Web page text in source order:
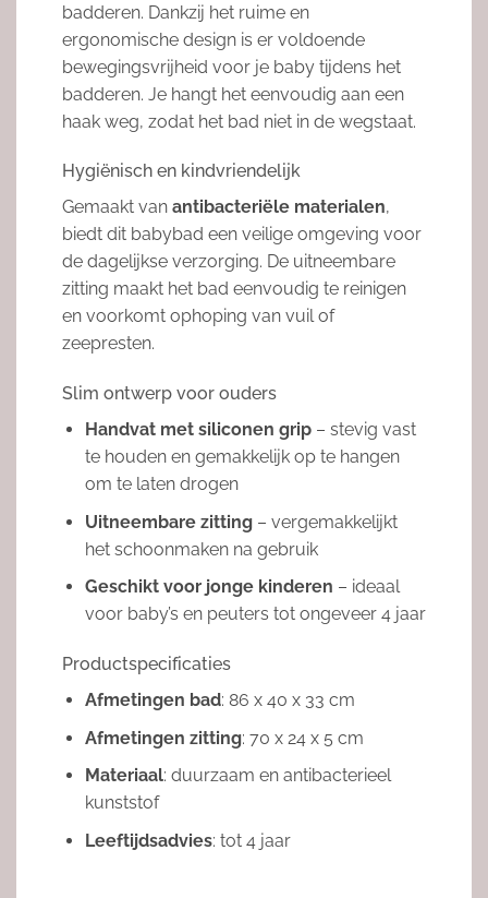
badderen. Dankzij het ruime en
ergonomische design is er voldoende
bewegingsvrijheid voor je baby tijdens het
badderen. Je hangt het eenvoudig aan een
haak weg, zodat het bad niet in de wegstaat.
Hygiënisch en kindvriendelijk
Gemaakt van antibacteriële materialen,
biedt dit babybad een veilige omgeving voor
de dagelijkse verzorging. De uitneembare
zitting maakt het bad eenvoudig te reinigen
en voorkomt ophoping van vuil of
zeepresten.
Slim ontwerp voor ouders
Handvat met siliconen grip– stevig vast
te houden en gemakkelijk op te hangen
om te laten drogen
Uitneembare zitting– vergemakkelijkt
het schoonmaken na gebruik
Geschikt voor jonge kinderen – ideaal
voor baby’s en peuters tot ongeveer 4 jaar
Productspecificaties
Afmetingen bad: 86 x 40 x 33 cm
Afmetingen zitting: 70 x 24 x 5 cm
Materiaal: duurzaam en antibacterieel
kunststof
Leeftijdsadvies: tot 4 jaar